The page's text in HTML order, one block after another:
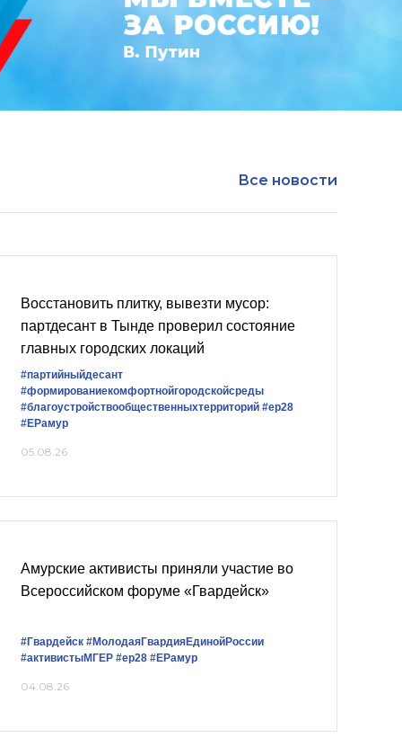
Все новости
Восстановить плитку, вывезти мусор:
партдесант в Тынде проверил состояние
главных городских локаций
#партийныйдесант
#формированиекомфортнойгородскойсреды
#благоустройствообщественныхтерриторий #ер28
#ЕРамур
05.08.26
Амурские активисты приняли участие во
Всероссийском форуме «Гвардейск»
#Гвардейск #МолодаяГвардияЕдинойРоссии
#активистыМГЕР #ер28 #ЕРамур
04.08.26